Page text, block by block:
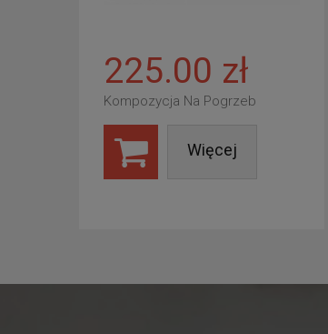
225.00 zł
Kompozycja Na Pogrzeb
Więcej